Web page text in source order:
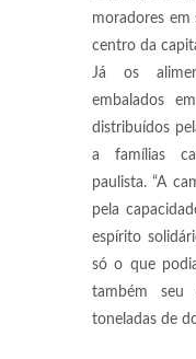
moradores
centro da
Já os
embalados
distribuídos
a famílias
paulista. “A
pela
espírito
só o que
também seu
toneladas de